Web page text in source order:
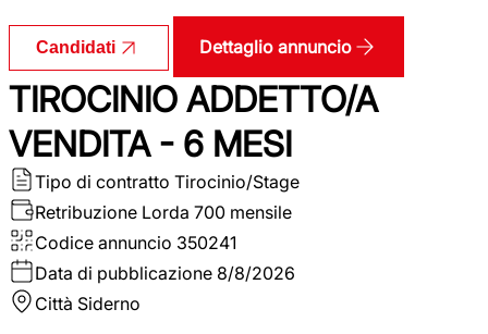
Candidati Dettaglio annuncio
TIROCINIO ADDETTO/A
VENDITA - 6 MESI
Tipo di contratto Tirocinio/Stage
Retribuzione Lorda 700 mensile
Codice annuncio 350241
Data di pubblicazione 8/8/2026
Città Siderno